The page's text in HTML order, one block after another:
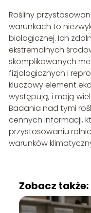
Rośliny
warunkach to
biologicznej. Ich
ekstremalnych
skomplikowanych
fizjologicznych i
kluczowy element
występują, i mają
Badania nad tymi
cennych informacji,
przystosowaniu
warunków
Zobacz także: